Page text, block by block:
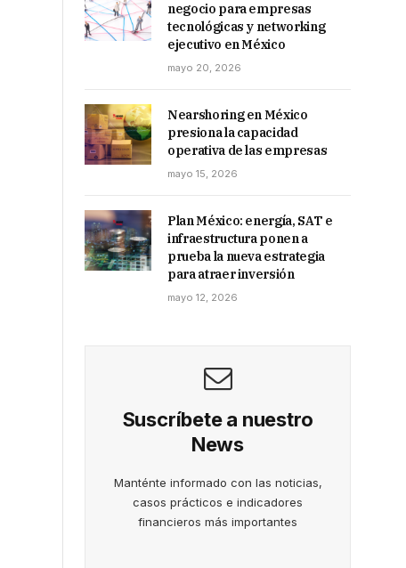
negocio para empresas
tecnológicas y networking
ejecutivo en México
mayo 20, 2026
Nearshoring en México
presiona la capacidad
operativa de las empresas
mayo 15, 2026
Plan México: energía, SAT e
infraestructura ponen a
prueba la nueva estrategia
para atraer inversión
mayo 12, 2026
Suscríbete a nuestro
News
Manténte informado con las noticias,
casos prácticos e indicadores
financieros más importantes